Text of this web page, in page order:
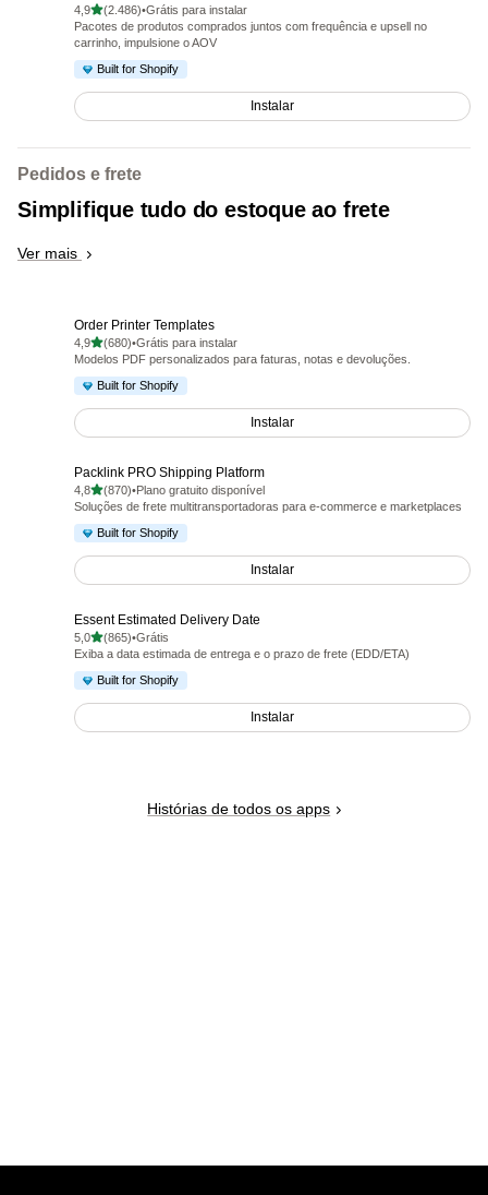
4,9de 5 estrelas
(2.486)
2486 avaliações ao todo
•Grátis para instalar
Pacotes de produtos comprados juntos com frequência e upsell no
carrinho, impulsione o AOV
Built for Shopify
Instalar
Pedidos e frete
Simplifique tudo do estoque ao frete
Ver mais
Order Printer Templates
4,9de 5 estrelas
(680)
680 avaliações ao todo
•Grátis para instalar
Modelos PDF personalizados para faturas, notas e devoluções.
Built for Shopify
Instalar
Packlink PRO Shipping Platform
4,8de 5 estrelas
(870)
870 avaliações ao todo
•Plano gratuito disponível
Soluções de frete multitransportadoras para e-commerce e marketplaces
Built for Shopify
Instalar
Essent Estimated Delivery Date
5,0de 5 estrelas
(865)
865 avaliações ao todo
•Grátis
Exiba a data estimada de entrega e o prazo de frete (EDD/ETA)
Built for Shopify
Instalar
Histórias de todos os apps